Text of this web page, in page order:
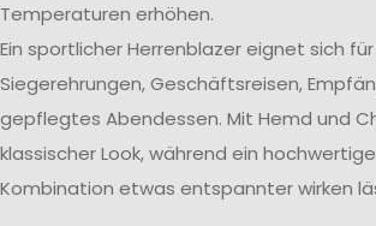
Temperaturen erhöhen.
Ein sportlicher Herrenblazer eignet sich
Siegerehrungen, Geschäftsreisen,
gepflegtes Abendessen. Mit Hemd und
klassischer Look, während ein
Kombination etwas entspannter wirken